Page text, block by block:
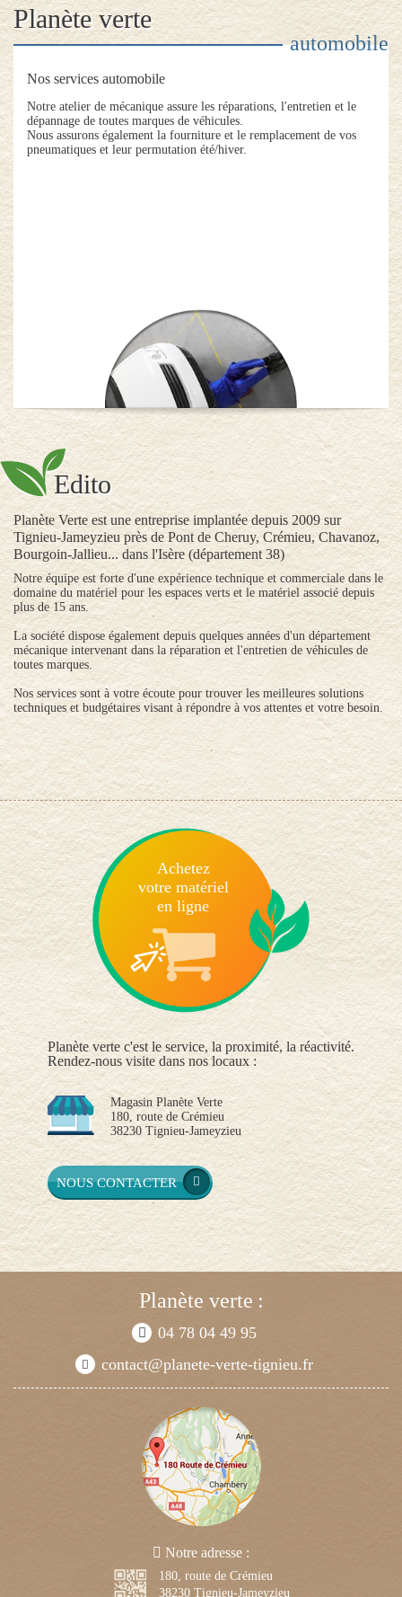
Planète verte
automobile
Nos services automobile
Notre atelier de mécanique assure les réparations, l'entretien et le
dépannage de toutes marques de véhicules.
Nous assurons également la fourniture et le remplacement de vos
pneumatiques et leur permutation été/hiver.
Edito
Planète Verte est une entreprise implantée depuis 2009 sur
Tignieu-Jameyzieu près de Pont de Cheruy, Crémieu, Chavanoz,
Bourgoin-Jallieu... dans l'Isère (département 38)
Notre équipe est forte d'une expérience technique et commerciale dans le
domaine du matériel pour les espaces verts et le matériel associé depuis
plus de 15 ans.
La société dispose également depuis quelques années d'un département
mécanique intervenant dans la réparation et l'entretien de véhicules de
toutes marques.
Nos services sont à votre écoute pour trouver les meilleures solutions
techniques et budgétaires visant à répondre à vos attentes et votre besoin.
Achetez
votre matériel
en ligne
Planète verte c'est le service, la proximité, la réactivité.
Rendez-nous visite dans nos locaux :
Magasin Planète Verte
180, route de Crémieu
38230 Tignieu-Jameyzieu
NOUS CONTACTER
Planète verte :
04 78 04 49 95
contact@planete-verte-tignieu.fr
Notre adresse :
180, route de Crémieu
38230 Tignieu-Jameyzieu